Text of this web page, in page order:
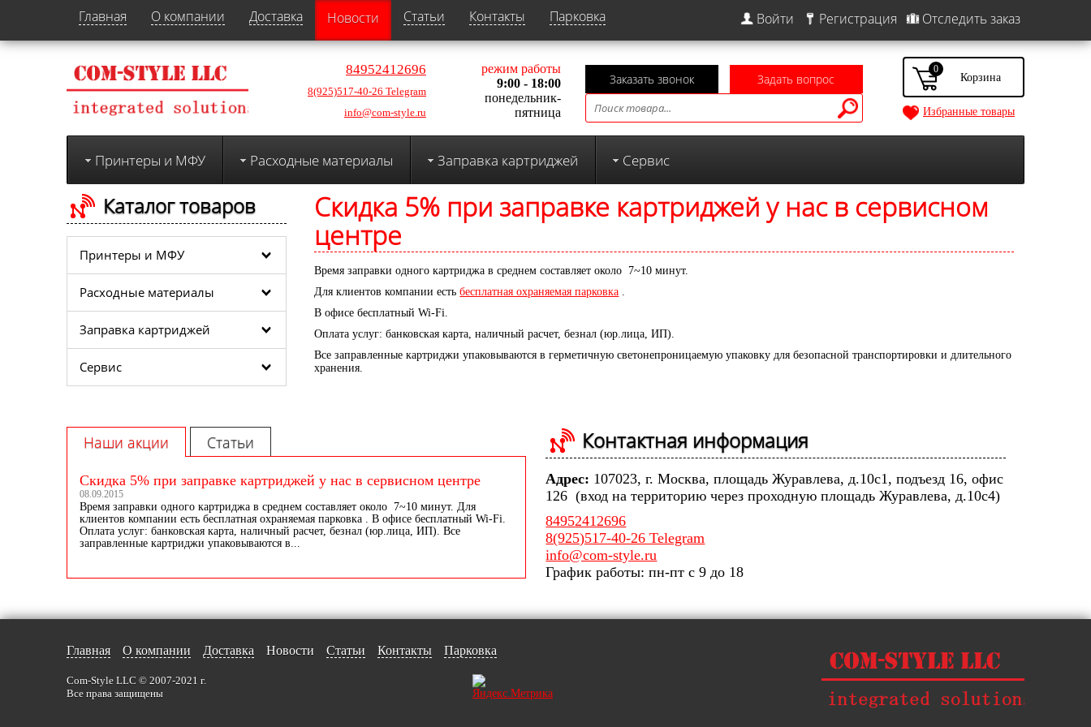
Главная О компании Доставка Новости Статьи Контакты Парковка Войти Регистрация Отследить заказ
84952412696
8(925)517-40-26 Telegram
info@com-style.ru
режим работы
9:00 - 18:00
понедельник-
пятница
Заказать звонок Задать вопрос
0
Избранные товары
Принтеры и МФУ Расходные материалы Заправка картриджей Сервис
Каталог товаров
Принтеры и МФУ
Расходные материалы
Заправка картриджей
Сервис
Скидка 5% при заправке картриджей у нас в сервисном
центре
Время заправки одного картриджа в среднем составляет около 7~10 минут.
Для клиентов компании естьбесплатная охраняемая парковка
В офисе бесплатный Wi-Fi.
Оплата услуг: банковская карта, наличный расчет, безнал (юр.лица, ИП).
Все заправленные картриджи упаковываются в герметичную светонепроницаемую упаковку для безопасной транспортировки и длительного
хранения.
Наши акции
Скидка 5% при заправке картриджей у нас в сервисном центре
08.09.2015
Время заправки одного картриджа в среднем составляет около 7~10 минут. Для
клиентов компании есть бесплатная охраняемая парковка . В офисе бесплатный Wi-Fi.
Оплата услуг: банковская карта, наличный расчет, безнал (юр.лица, ИП). Все
заправленные картриджи упаковываются в...
Статьи Контактная информация
Адрес: 107023, г. Москва, площадь Журавлева, д.10с1, подъезд 16, офис
126 (вход на территорию через проходную площадь Журавлева, д.10с4)
84952412696
8(925)517-40-26 Telegram
info@com-style.ru
График работы: пн-пт с 9 до 18
Главная О компании Доставка Новости Статьи Контакты Парковка
Com-Style LLC © 2007-2021 г.
Все права защищены